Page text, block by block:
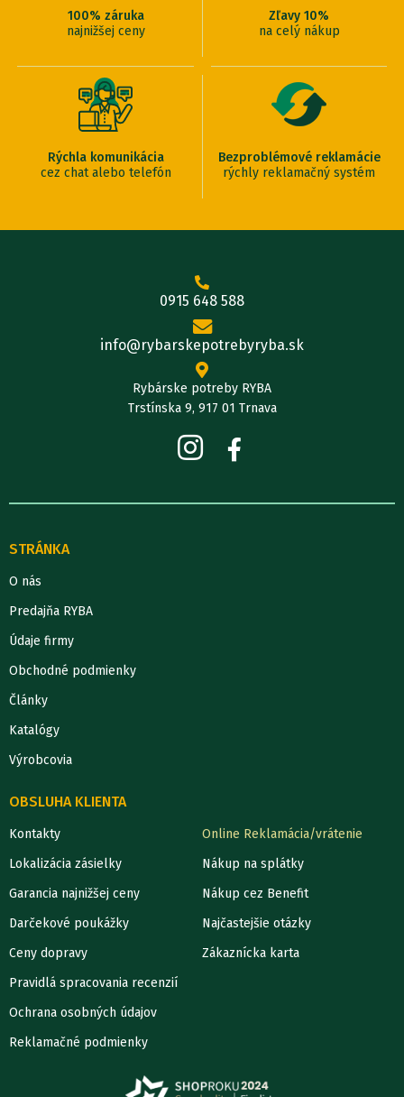
100% záruka
najnižšej ceny
Zľavy 10%
na celý nákup
Rýchla komunikácia
cez chat alebo telefón
Bezproblémové reklamácie
rýchly reklamačný systém
0915 648 588
info@rybarskepotrebyryba.sk
Rybárske potreby RYBA
Trstínska 9, 917 01 Trnava
STRÁNKA
O nás
Predajňa RYBA
Údaje firmy
Obchodné podmienky
Články
Katalógy
Výrobcovia
OBSLUHA KLIENTA
Kontakty
Lokalizácia zásielky
Garancia najnižšej ceny
Darčekové poukážky
Ceny dopravy
Pravidlá spracovania recenzií
Ochrana osobných údajov
Reklamačné podmienky
Online Reklamácia/vrátenie
Nákup na splátky
Nákup cez Benefit
Najčastejšie otázky
Zákaznícka karta